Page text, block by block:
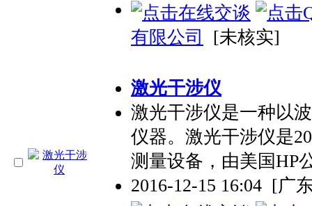
有限公司 [未核实]
激光干涉仪
激光干涉仪是一种以
仪器。激光干涉仪是
测量设备，由美国HP
2016-12-15 16:04 [广